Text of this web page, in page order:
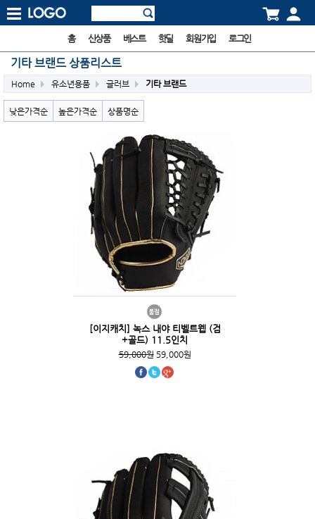
홈 신상품 베스트 핫딜 회원가입 로그인
기타 브랜드 상품리스트
Home 유소년용품 글러브 기타 브랜드
낮은가격순 높은가격순 상품명순
[이지캐치] 녹스 내야 티벨트웹 (검
+골드) 11.5인치
59,000원59,000원